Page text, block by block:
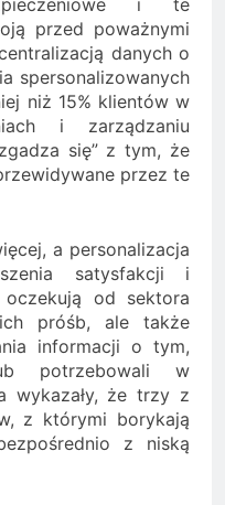
przed poważnymi
danych o
spersonalizowanych
niż 15% klientów w
i zarządzaniu
się” z tym, że
przez te
a personalizacja
satysfakcji i
oczekują od sektora
próśb, ale także
informacji o tym,
potrzebowali w
wykazały, że trzy z
z którymi borykają
z niską